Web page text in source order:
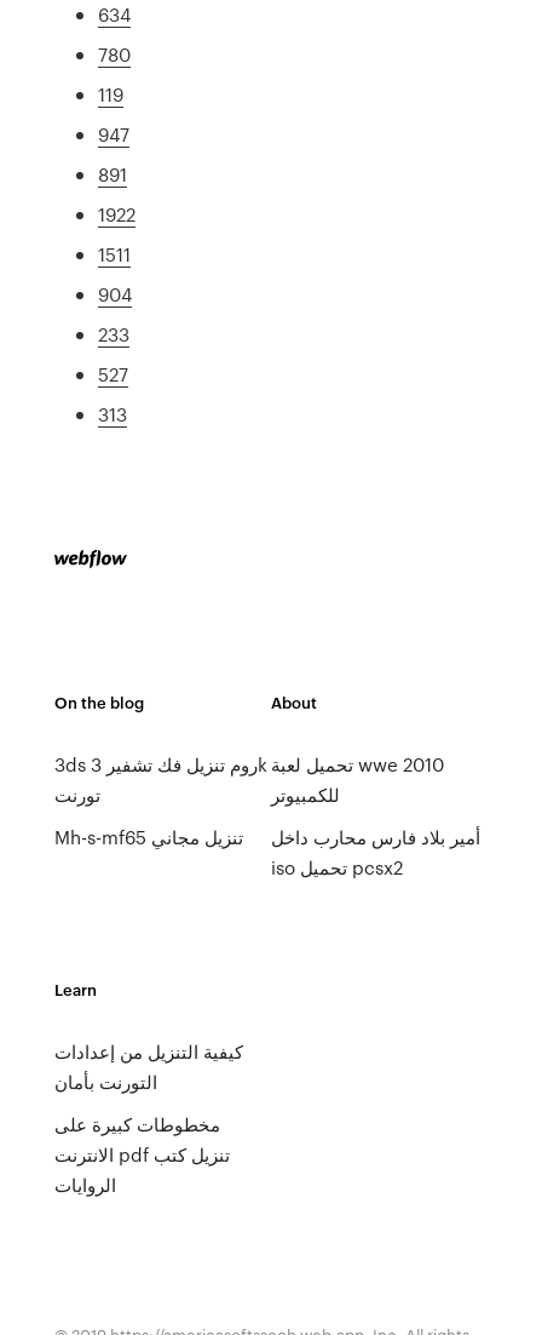
634
780
119
947
891
1922
1511
904
233
527
313
On the blog
3ds روم تنزيل فك تشفير 3k
تورنت
Mh-s-mf65 تنزيل مجاني
About
تحميل لعبة wwe 2010
للكمبيوتر
أمير بلاد فارس محارب داخل
iso تحميل pcsx2
Learn
كيفية التنزيل من إعدادات
التورنت بأمان
مخطوطات كبيرة على
الانترنت pdf تنزيل كتب
الروايات